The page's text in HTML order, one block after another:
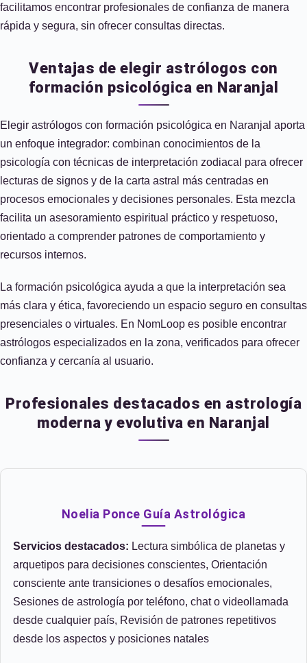
facilitamos encontrar profesionales de confianza de manera
rápida y segura, sin ofrecer consultas directas.
Ventajas de elegir astrólogos con
formación psicológica en Naranjal
Elegir astrólogos con formación psicológica en Naranjal aporta
un enfoque integrador: combinan conocimientos de la
psicología con técnicas de interpretación zodiacal para ofrecer
lecturas de signos y de la carta astral más centradas en
procesos emocionales y decisiones personales. Esta mezcla
facilita un asesoramiento espiritual práctico y respetuoso,
orientado a comprender patrones de comportamiento y
recursos internos.
La formación psicológica ayuda a que la interpretación sea
más clara y ética, favoreciendo un espacio seguro en consultas
presenciales o virtuales. En NomLoop es posible encontrar
astrólogos especializados en la zona, verificados para ofrecer
confianza y cercanía al usuario.
Profesionales destacados en astrología
moderna y evolutiva en Naranjal
Noelia Ponce Guía Astrológica
Servicios destacados: Lectura simbólica de planetas y
arquetipos para decisiones conscientes, Orientación
consciente ante transiciones o desafíos emocionales,
Sesiones de astrología por teléfono, chat o videollamada
desde cualquier país, Revisión de patrones repetitivos
desde los aspectos y posiciones natales